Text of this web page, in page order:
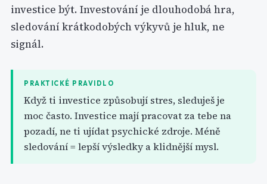
investice být. Investování je dlouhodobá hra,
sledování krátkodobých výkyvů je hluk, ne
signál.
PRAKTICKÉ PRAVIDLO
Když ti investice způsobují stres, sleduješ je
moc často. Investice mají pracovat za tebe na
pozadí, ne ti ujídat psychické zdroje. Méně
sledování = lepší výsledky a klidnější mysl.